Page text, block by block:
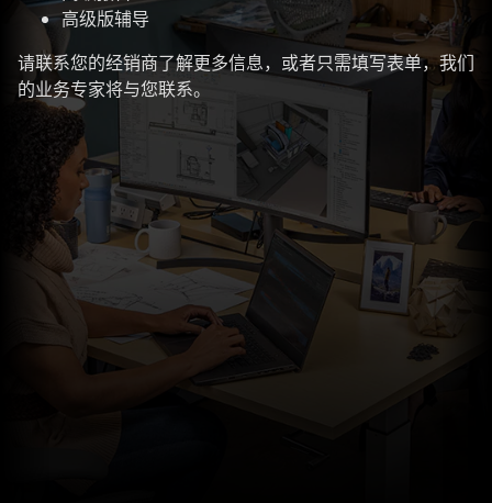
高级版辅导
请联系您的经销商了解更多信息，或者只需填写表单，我们
的业务专家将与您联系。